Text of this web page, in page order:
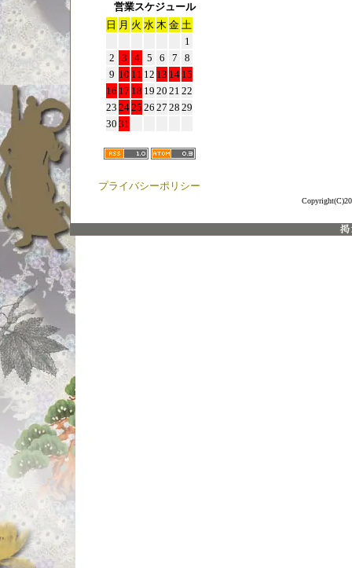
営業スケジュール
日 月 火 水 木 金 土
1
2
3 4 5 6 7
8
9 10 11 12 13 14 15
16 17 18 19 20 21 22
23 2425 26 27 28 29
30 31
プライバシーポリシー